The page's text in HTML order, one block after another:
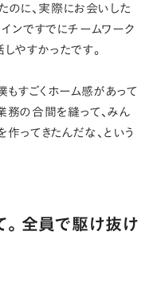
のに、実際にお会いした
ンですでにチームワーク
やすかったです。
もすごくホーム感があって
務の合間を縫って、みん
ってきたんだな、という
。全員で駆け抜け